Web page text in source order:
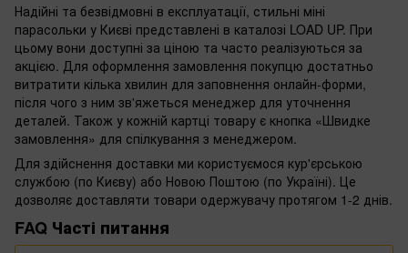
Надійні та безвідмовні в експлуатації, стильні міні
парасольки у Києві представлені в каталозі LOAD UP. При
цьому вони доступні за ціною та часто реалізуються за
акцією. Для оформлення замовлення покупцю достатньо
витратити кілька хвилин для заповнення онлайн-форми,
після чого з ним зв'яжеться менеджер для уточнення
деталей. Також у кожній картці товару є кнопка «Швидке
замовлення» для спілкування з менеджером.
Для здійснення доставки ми користуємося кур'єрською
службою (по Києву) або Новою Поштою (по Україні). Це
дозволяє доставляти товари одержувачу протягом 1-2 днів.
FAQ Часті питання